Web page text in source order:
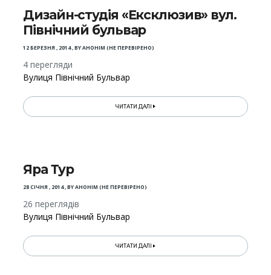
Дизайн-студія «Ексклюзив» вул.
Північний бульвар
12 БЕРЕЗНЯ , 2014,BYАНОНІМ (НЕ ПЕРЕВІРЕНО)
4 перегляди
Вулиця Північний Бульвар
ЧИТАТИ ДАЛІ
Яра Тур
28 СІЧНЯ , 2014,BYАНОНІМ (НЕ ПЕРЕВІРЕНО)
26 переглядів
Вулиця Північний Бульвар
ЧИТАТИ ДАЛІ